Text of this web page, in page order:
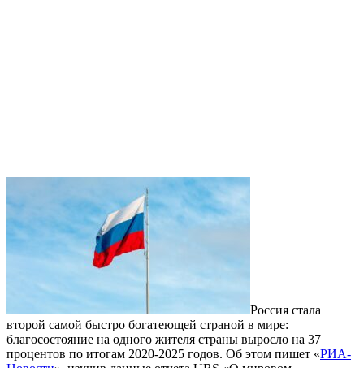
Россия стала
второй самой быстро богатеющей страной в мире:
благосостояние на одного жителя страны выросло на 37
процентов по итогам 2020-2025 годов. Об этом пишет «РИА-